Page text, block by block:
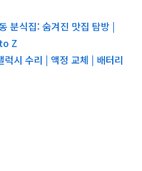
분식집: 숨겨진 맛집 탐방 |
Z
럭시 수리 | 액정 교체 | 배터리